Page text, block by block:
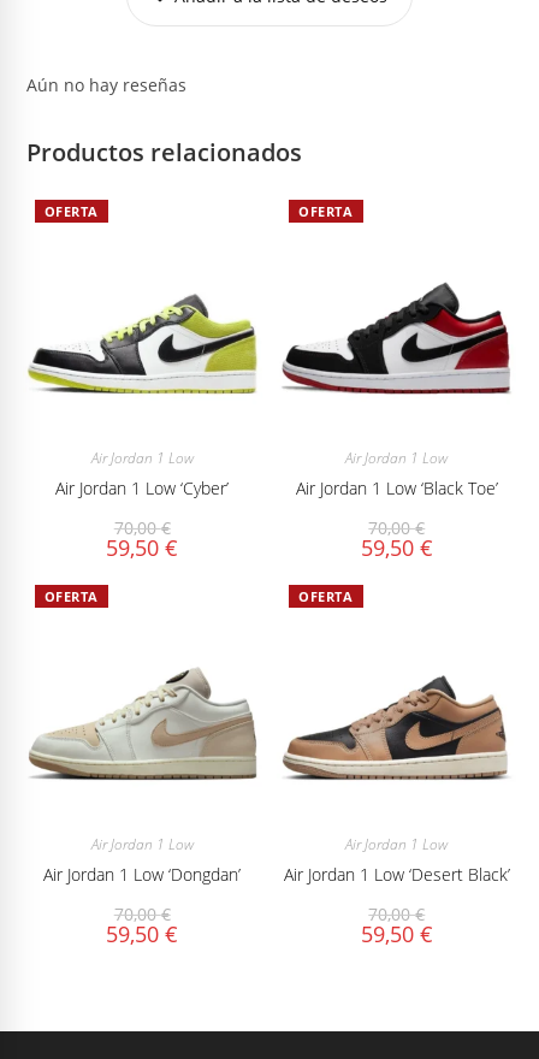
Aún no hay reseñas
Productos relacionados
OFERTA
Air Jordan 1 Low
Air Jordan 1 Low ‘Cyber’
70,00€
59,50€
OFERTA
Air Jordan 1 Low
Air Jordan 1 Low ‘Black Toe’
70,00€
59,50 €
OFERTA
Air Jordan 1 Low
Air Jordan 1 Low ‘Dongdan’
70,00€
59,50€
OFERTA
Air Jordan 1 Low
Air Jordan 1 Low ‘Desert Black’
70,00€
59,50 €